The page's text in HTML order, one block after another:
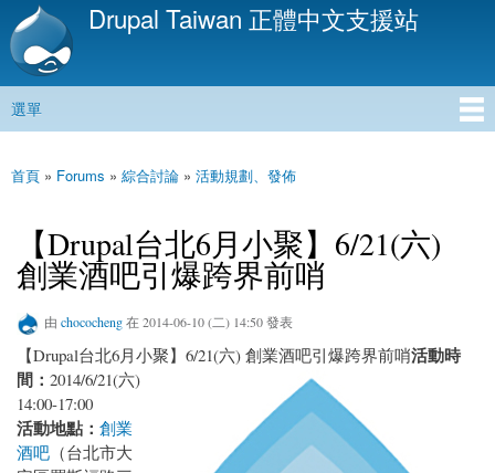
移
內
Drupal Taiwan 正體中文支援站
主選單
選單
您在這裡
首頁 » Forums » 綜合討論 » 活動規劃、發佈
【Drupal台北6月小聚】6/21(六)
創業酒吧引爆跨界前哨
由 chococheng在 2014-06-10 (二) 14:50 發表
【Drupal台北6月小聚】6/21(六) 創業酒吧引爆跨界前哨活動時
間： 2014/6/21(六)
14:00-17:00
活動地點： 創業
酒吧 （台北市大